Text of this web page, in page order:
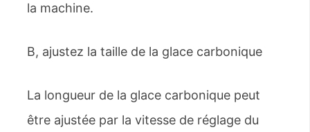
la machine.
B, ajustez la taille de la glace carbonique
La longueur de la glace carbonique peut
être ajustée par la vitesse de réglage du